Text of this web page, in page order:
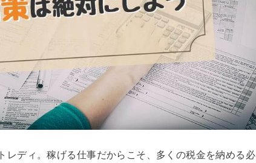
レディ。稼げる仕事だからこそ、多くの税金を納める必